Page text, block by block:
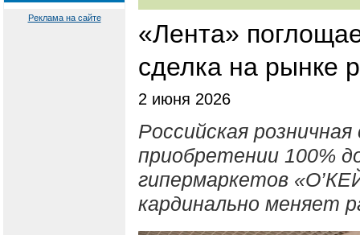
Реклама на сайте
«Лента»
сделка на рынке
2 июня 2026
Российская
приобретении 100%
гипермаркетов
кардинально меняет